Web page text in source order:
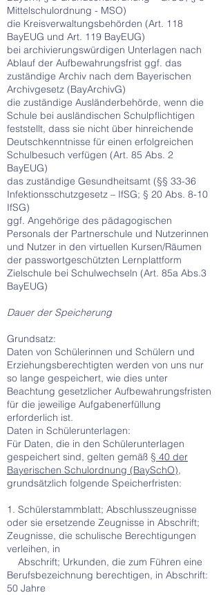
Mittelschulordnung - MSO)
die Kreisverwaltungsbehörden (Art. 118
BayEUG und Art. 119 BayEUG)
bei archivierungswürdigen Unterlagen nach
Ablauf der Aufbewahrungsfrist ggf. das
zuständige Archiv nach dem Bayerischen
Archivgesetz (BayArchivG)
die zuständige Ausländerbehörde, wenn die
Schule bei ausländischen Schulpflichtigen
feststellt, dass sie nicht über hinreichende
Deutschkenntnisse für einen erfolgreichen
Schulbesuch verfügen (Art. 85 Abs. 2
BayEUG)
das zuständige Gesundheitsamt (§§ 33-36
Infektionsschutzgesetz – IfSG; § 20 Abs. 8-10
IfSG)
ggf. Angehörige des pädagogischen
Personals der Partnerschule und Nutzerinnen
und Nutzer in den virtuellen Kursen/Räumen
der passwortgeschützten Lernplattform
Zielschule bei Schulwechseln (Art. 85a Abs.3
BayEUG)
Dauer der Speicherung
Grundsatz:
Daten von Schülerinnen und Schülern und
Erziehungsberechtigten werden von uns nur
so lange gespeichert, wie dies unter
Beachtung gesetzlicher Aufbewahrungsfristen
für die jeweilige Aufgabenerfüllung
erforderlich ist.
Daten in Schülerunterlagen:
Für Daten, die in den Schülerunterlagen
gespeichert sind, gelten gemäß § 40 der
Bayerischen Schulordnung (BaySchO),
grundsätzlich folgende Speicherfristen:
1. Schülerstammblatt; Abschlusszeugnisse
oder sie ersetzende Zeugnisse in Abschrift;
Zeugnisse, die schulische Berechtigungen
verleihen, in
Abschrift; Urkunden, die zum Führen eine
Berufsbezeichnung berechtigen, in Abschrift:
50 Jahre